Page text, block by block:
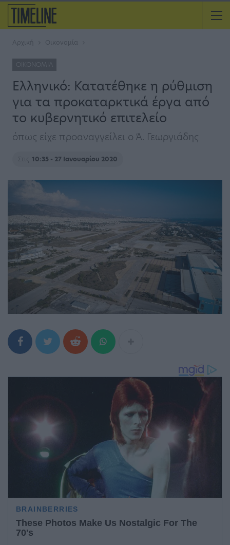
Αρχική Οικονομία
ΟΙΚΟΝΟΜΊΑ
Ελληνικό: Κατατέθηκε η ρύθμιση
για τα προκαταρκτικά έργα από
το κυβερνητικό επιτελείο
όπως είχε προαναγγείλει ο Ά. Γεωργιάδης
Στις 10:35 - 27 Ιανουαρίου 2020